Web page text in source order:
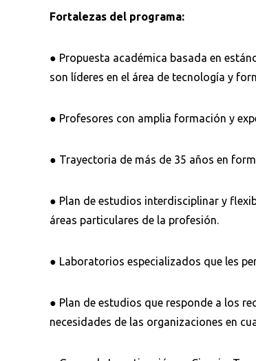
Fortalezas del programa:
● Propuesta académica basada en
son líderes en el área de tecnología y
● Profesores con amplia formación y
● Trayectoria de más de 35 años en
● Plan de estudios interdisciplinar y
áreas particulares de la profesión.
● Laboratorios especializados que les
● Plan de estudios que responde a los
necesidades de las organizaciones en
Busca en la
Ordenar por: